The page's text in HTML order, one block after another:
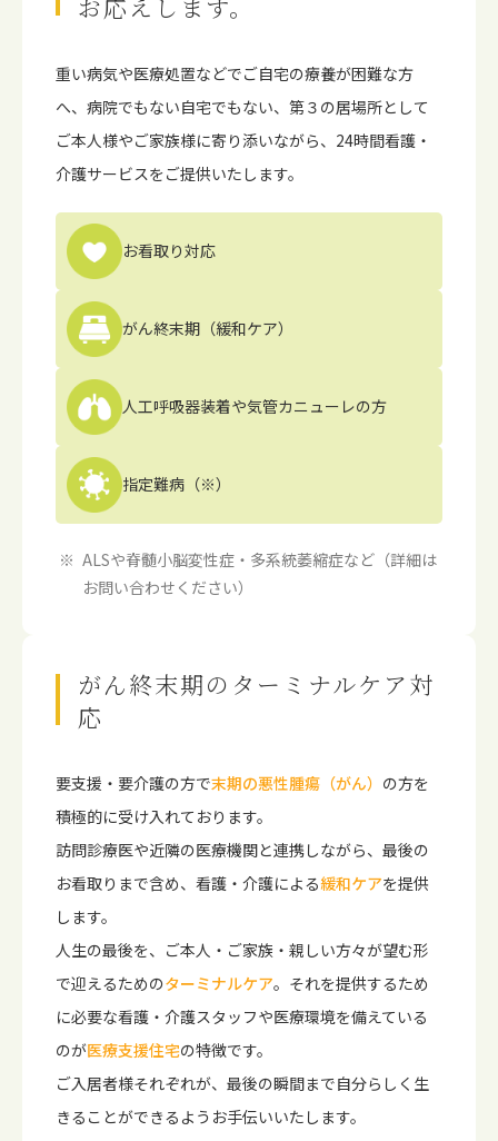
重い病気や医療処置などでご⾃宅の療養が困難な⽅
へ、病院でもない⾃宅でもない、第３の居場所として
ご本⼈様やご家族様に寄り添いながら、24時間看護・
介護サービスをご提供いたします。
お看取り対応
がん終末期 （緩和ケア）
人工呼吸器装着や気管カニューレの方
指定難病（※）
ALSや脊髄小脳変性症・多系統萎縮症など（詳細は
お問い合わせください）
がん終末期のターミナルケア対
応
要支援・要介護の方で末期の悪性腫瘍（がん） の方を
積極的に受け入れております。
訪問診療医や近隣の医療機関と連携しながら、最後の
お看取りまで含め、看護・介護による緩和ケアを提供
します。
人生の最後を、ご本人・ご家族・親しい方々が望む形
で迎えるためのターミナルケア。それを提供するため
に必要な看護・介護スタッフや医療環境を備えている
のが医療支援住宅の特徴です。
ご入居者様それぞれが、最後の瞬間まで自分らしく生
きることができるようお手伝いいたします。